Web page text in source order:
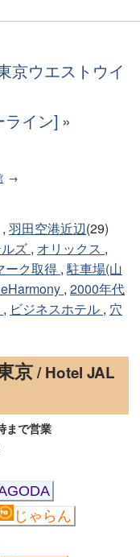
京ウエストウイ
ライン]
羽田空港近辺(29)
ズ , オリックス ,
ーク取得 , 駐車場(山
, 2000年代
, ビジネスホテル , 穴
京/ Hotel JAL
まで営業
じゃらん